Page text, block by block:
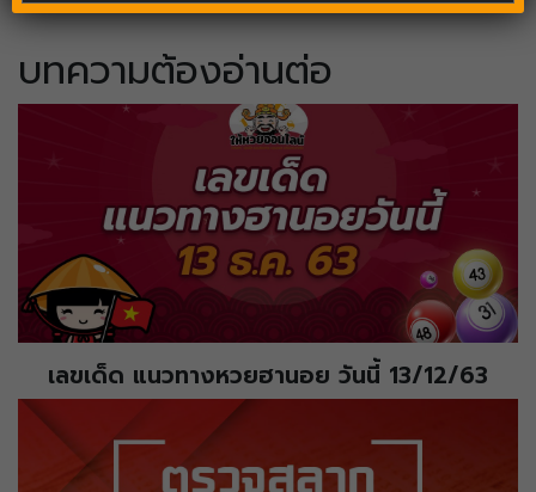
บทความต้องอ่านต่อ
เลขเด็ด แนวทางหวยฮานอย วันนี้ 13/12/63